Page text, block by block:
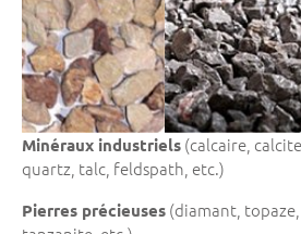
Minéraux industriels (calcaire,
quartz, talc, feldspath, etc.)
Pierres précieuses (diamant,